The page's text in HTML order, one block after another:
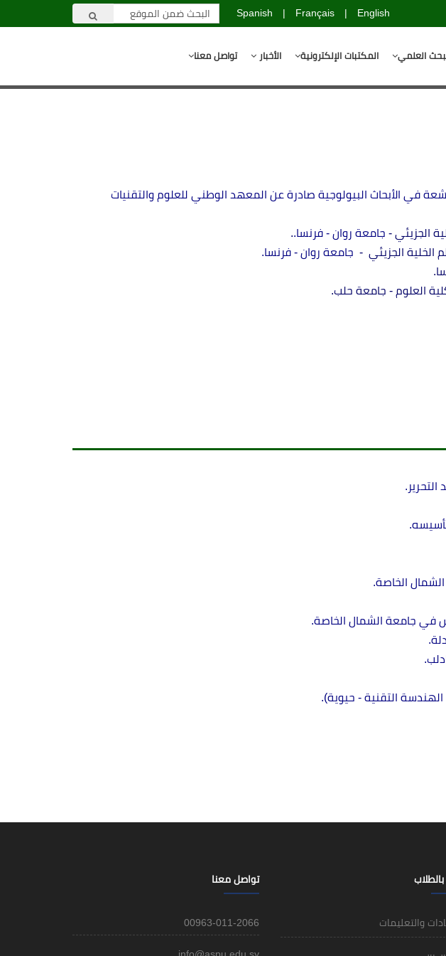
English
|
Français
|
Spanish
العلمي المكتبات الإلكترونية الأخبار تواصل معنا
في الأبحاث البيولوجية صادرة عن المعهد الوطني للعلوم والتقنيات
الجزيئي - جامعة روان - فرنسا.
.
جامعة روان - فرنسا.
حلب.
والتعليمات
تواصل معنا
00963-011-2066